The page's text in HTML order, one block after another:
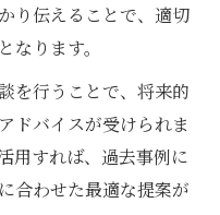
り伝えることで、適切
ります。
を行うことで、将来的
ドバイスが受けられま
用すれば、過去事例に
合わせた最適な提案が